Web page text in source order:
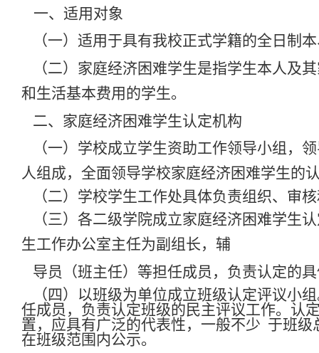
一、适用对象
（一）适用于具有我校正式学籍的全日制
（二）家庭经济困难学生是指学生本人及
和生活基本费用的学生。
二、家庭经济困难学生认定机构
（一）学校成立学生资助工作领导小组，
人组成，全面领导学校家庭经济困难学生的
（二）学校学生工作处具体负责组织、审
（三）各二级学院成立家庭经济困难学生
生工作办公室主任为副组长，辅
导员（班主任）等担任成员，负责认定的
（四）以班级为单位成立班级认定评议小
任成员，负责认定班级的民主评议工作。认
置，应具有广泛的代表性，一般不少 于班
在班级范围内公示。